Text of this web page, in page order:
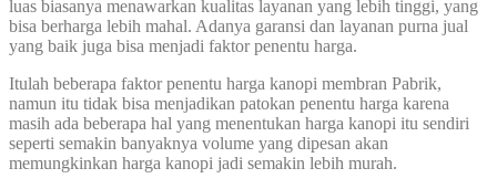
luas biasanya menawarkan kualitas layanan yang lebih tinggi, yang
bisa berharga lebih mahal. Adanya garansi dan layanan purna jual
yang baik juga bisa menjadi faktor penentu harga.
Itulah beberapa faktor penentu harga kanopi membran Pabrik,
namun itu tidak bisa menjadikan patokan penentu harga karena
masih ada beberapa hal yang menentukan harga kanopi itu sendiri
seperti semakin banyaknya volume yang dipesan akan
memungkinkan harga kanopi jadi semakin lebih murah.